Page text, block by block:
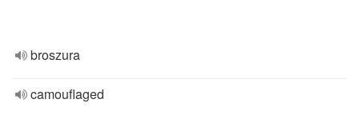
broszura
camouflaged